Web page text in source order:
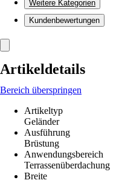
Weitere Kategorien
Kundenbewertungen
Artikeldetails
Bereich überspringen
Artikeltyp
Geländer
Ausführung
Brüstung
Anwendungsbereich
Terrassenüberdachung
Breite